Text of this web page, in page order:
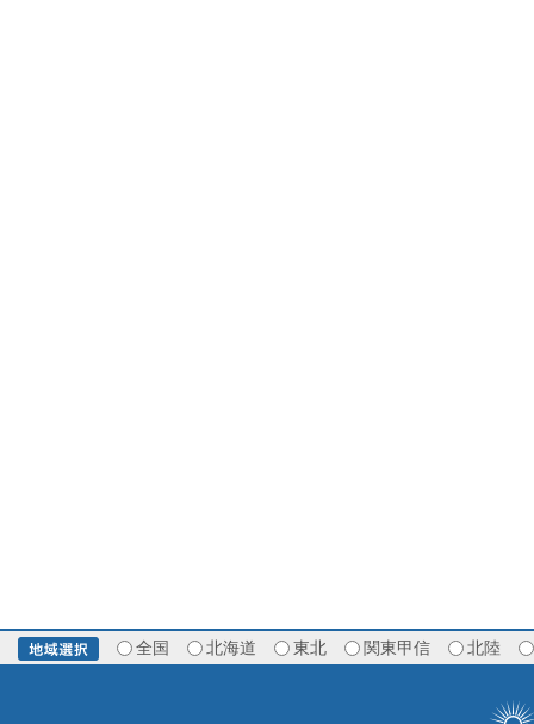
全国 北海道 東北 関東甲信 北陸